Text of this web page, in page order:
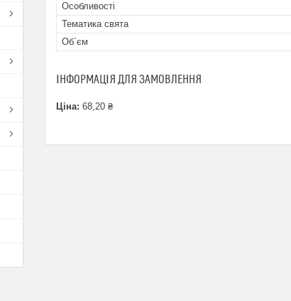
Особливості
Тематика свята
Об`єм
ІНФОРМАЦІЯ ДЛЯ ЗАМОВЛЕННЯ
Ціна: 68,20 ₴